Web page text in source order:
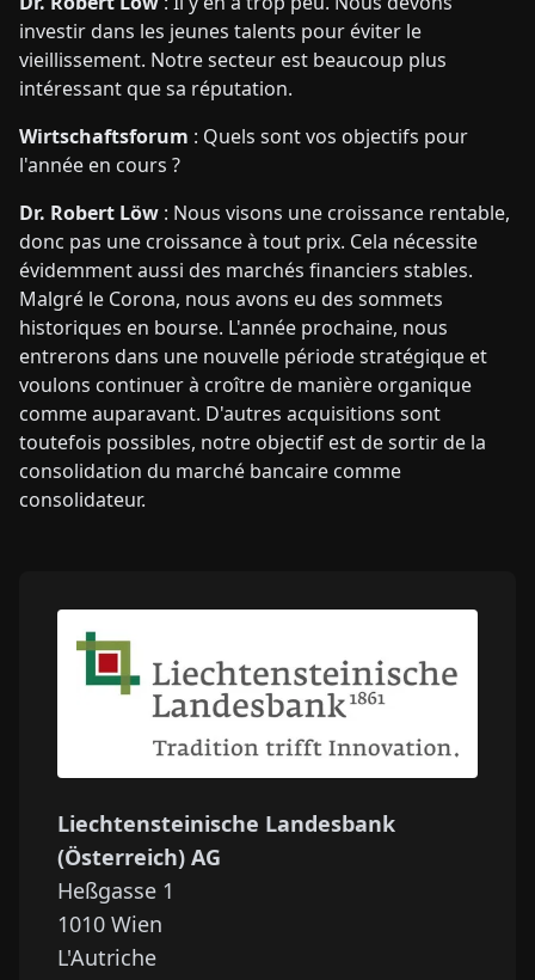
investir dans les jeunes talents pour éviter le
vieillissement. Notre secteur est beaucoup plus
intéressant que sa réputation.
Wirtschaftsforum : Quels sont vos objectifs pour
l'année en cours ?
Dr. Robert Löw : Nous visons une croissance rentable,
donc pas une croissance à tout prix. Cela nécessite
évidemment aussi des marchés financiers stables.
Malgré le Corona, nous avons eu des sommets
historiques en bourse. L'année prochaine, nous
entrerons dans une nouvelle période stratégique et
voulons continuer à croître de manière organique
comme auparavant. D'autres acquisitions sont
toutefois possibles, notre objectif est de sortir de la
consolidation du marché bancaire comme
consolidateur.
Liechtensteinische Landesbank
(Österreich) AG
Heßgasse 1
1010 Wien
L'Autriche